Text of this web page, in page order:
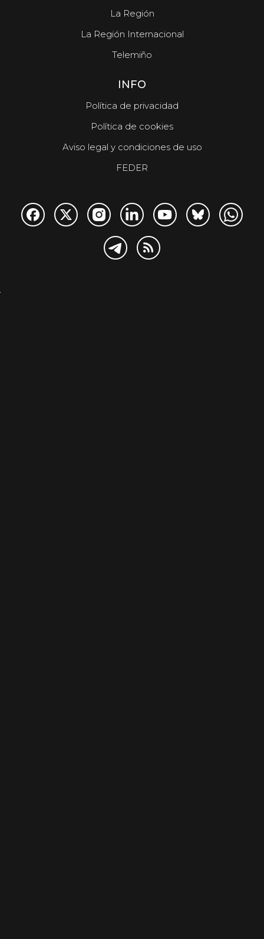
La Región
La Región Internacional
Telemiño
INFO
Política de privacidad
Política de cookies
Aviso legal y condiciones de uso
FEDER